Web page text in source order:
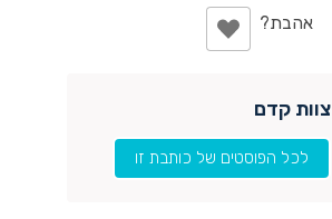
צוות קדם
לכל הפוסטים של כותבת זו